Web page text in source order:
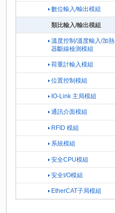
數位輸入/輸出模組
類比輸入/輸出模組
溫度控制/溫度輸入/加熱
器斷線檢測模組
荷重計輸入模組
位置控制模組
IO-Link 主局模組
通訊介面模組
RFID 模組
系統模組
安全CPU模組
安全I/O模組
EtherCAT子局模組